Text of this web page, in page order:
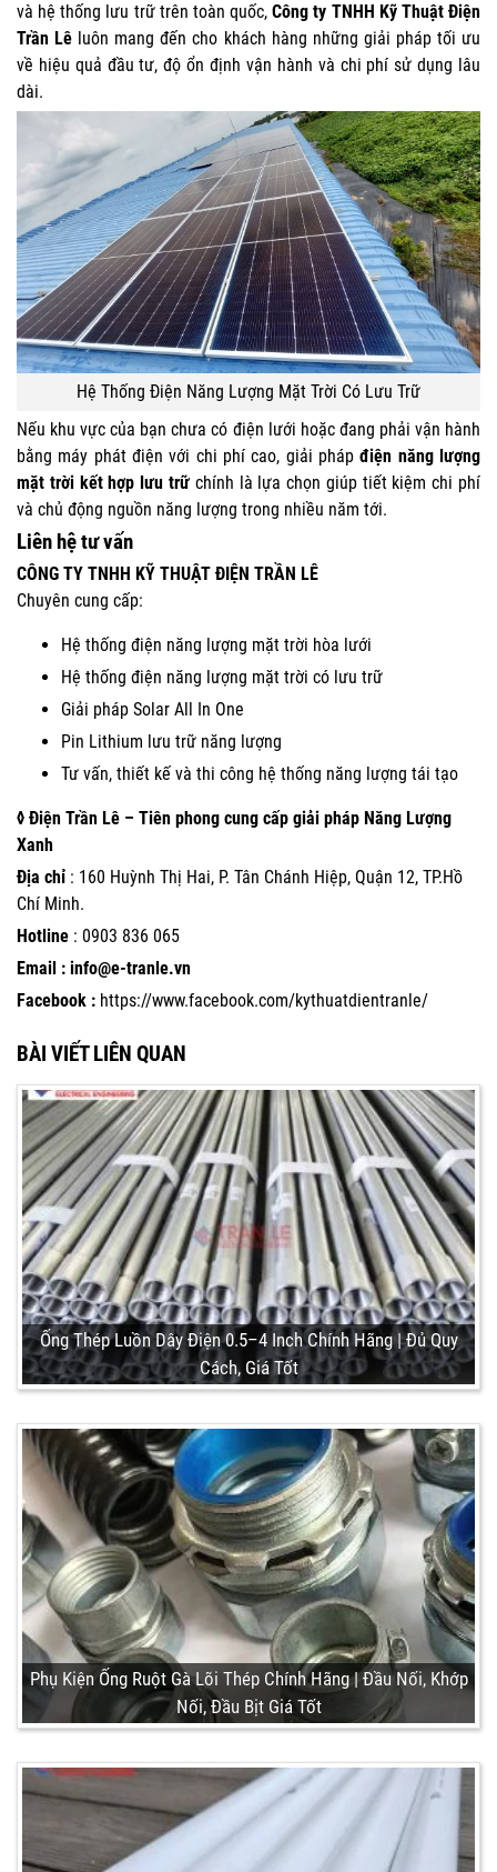
và hệ thống lưu trữ trên toàn quốc,Công ty TNHH Kỹ Thuật Điện
Trần Lê luôn mang đến cho khách hàng những giải pháp tối ưu
về hiệu quả đầu tư, độ ổn định vận hành và chi phí sử dụng lâu
dài.
Hệ Thống Điện Năng Lượng Mặt Trời Có Lưu Trữ
Nếu khu vực của bạn chưa có điện lưới hoặc đang phải vận hành
bằng máy phát điện với chi phí cao, giải phápđiện năng lượng
mặt trời kết hợp lưu trữchính là lựa chọn giúp tiết kiệm chi phí
và chủ động nguồn năng lượng trong nhiều năm tới.
Liên hệtư vấn
CÔNG TY TNHH KỸ THUẬT ĐIỆN TRẦN LÊ
Chuyên cung cấp:
Hệ thống điện năng lượng mặt trời hòa lưới
Hệ thống điện năng lượng mặt trời có lưu trữ
Giải pháp Solar All In One
Pin Lithium lưu trữ năng lượng
Tư vấn, thiết kế và thi công hệ thống năng lượng tái tạo
◊ Điện Trần Lê – Tiên phong cung cấp giải pháp Năng Lượng
Xanh
Địa chỉ : 160 Huỳnh Thị Hai, P. Tân Chánh Hiệp, Quận 12, TP.Hồ
Chí Minh.
Hotline : 0903 836 065
Email : info@e-tranle.vn
Facebook : https://www.facebook.com/kythuatdientranle/
BÀI VIẾT LIÊN QUAN
Ống Thép Luồn Dây Điện 0.5–4 Inch Chính Hãng | Đủ Quy
Cách, Giá Tốt
Phụ Kiện Ống Ruột Gà Lõi Thép Chính Hãng | Đầu Nối, Khớp
Nối, Đầu Bịt Giá Tốt